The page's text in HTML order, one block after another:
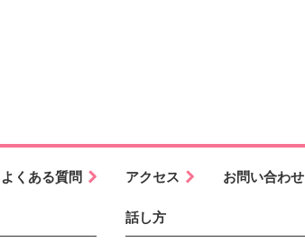
よくある質問 アクセス お問い合わせ
話し方